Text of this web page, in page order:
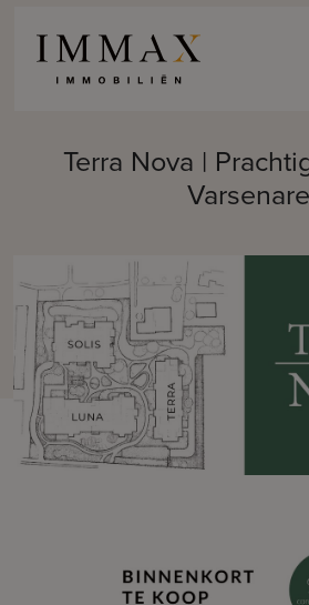
Terra Nova |
Varsenare